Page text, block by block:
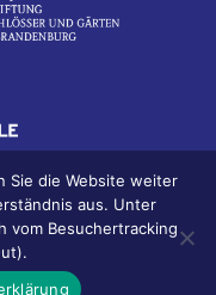
Sie die Website weiter
aus. Unter
vom Besuchertracking